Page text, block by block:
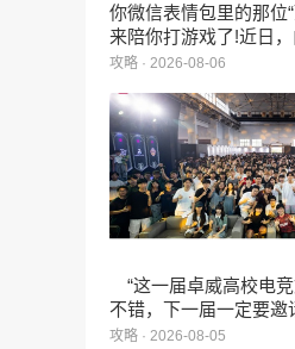
你微信表情包里的那位
来陪你打游戏了!近日
行、正版Zanmang
遇》正式曝光。这款产
3D立体消除、模拟经
社交玩法，准备为广大
ZANMANG LOOPY粉
觉与味觉的双重“奇遇”
攻略 · 2026-08-06
“这一届卓威高校电
不错，下一届一定要邀
能给更多同学一个来到
攻略 · 2026-08-05